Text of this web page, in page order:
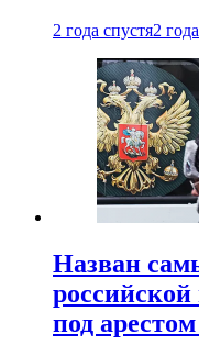
2 года спустя2
Назван
под